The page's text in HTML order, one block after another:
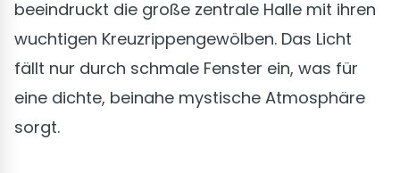
beeindruckt die große zentrale Halle mit ihren
wuchtigen Kreuzrippengewölben. Das Licht
fällt nur durch schmale Fenster ein, was für
eine dichte, beinahe mystische Atmosphäre
sorgt.